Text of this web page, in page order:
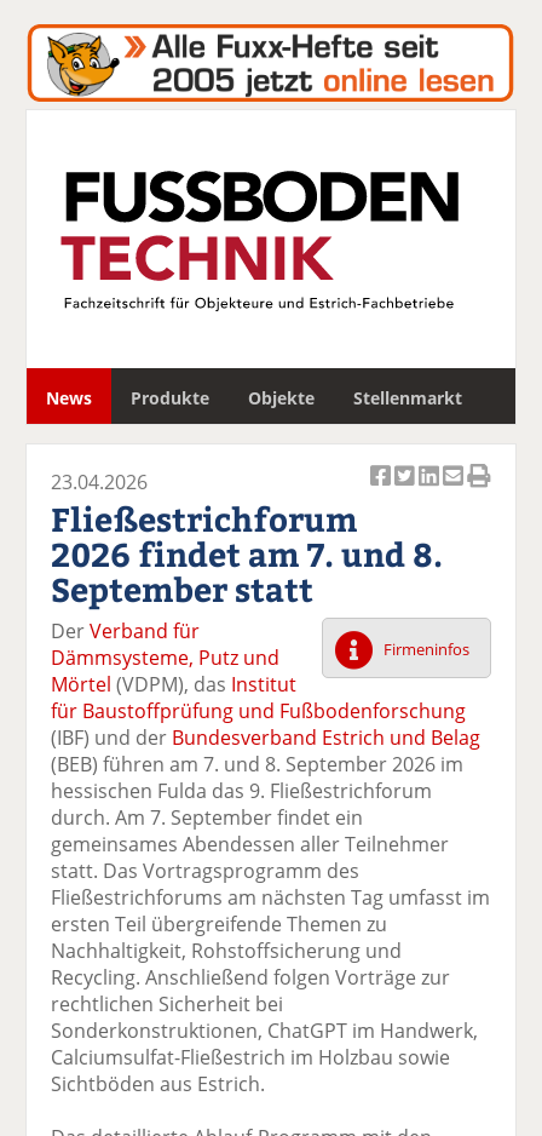
News Produkte Objekte Stellenmarkt
c
k
uf
F
ac
e
b
o
o
te
e
n
k
wi
tt
er
n
k
uf
Li
n
k
e
di
n
il
n
er
E
m
ai
l
v
n
e
ck
e
23.04.2026
Fließestrichforum
2026 findet am 7. und 8.
September statt
Firmeninfos
DerVerband für
Dämmsysteme, Putz und
Mörtel (VDPM), das Institut
für Baustoffprüfung und Fußbodenforschung
(IBF) und der Bundesverband Estrich und Belag
(BEB) führen am 7. und 8. September 2026 im
hessischen Fulda das 9. Fließestrichforum
durch. Am 7. September findet ein
gemeinsames Abendessen aller Teilnehmer
statt. Das Vortragsprogramm des
Fließestrichforums am nächsten Tag umfasst im
ersten Teil übergreifende Themen zu
Nachhaltigkeit, Rohstoffsicherung und
Recycling. Anschließend folgen Vorträge zur
rechtlichen Sicherheit bei
Sonderkonstruktionen, ChatGPT im Handwerk,
Calciumsulfat-Fließestrich im Holzbau sowie
Sichtböden aus Estrich.